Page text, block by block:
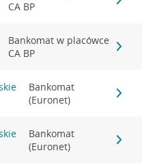
CA BP
Bankomat w placówce
CA BP
Bankomat
(Euronet)
Bankomat
(Euronet)